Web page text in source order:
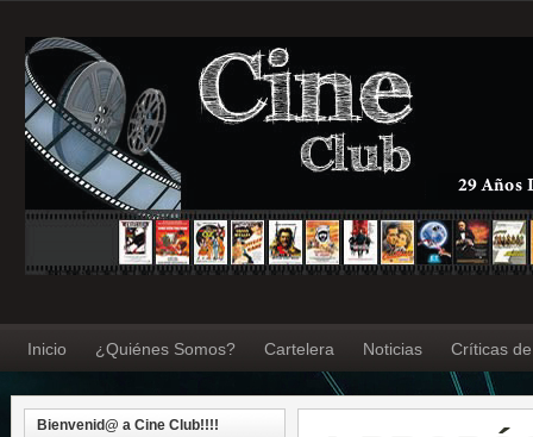
Inicio ¿Quiénes Somos? Cartelera Noticias Críticas
Bienvenid@ a Cine Club!!!!